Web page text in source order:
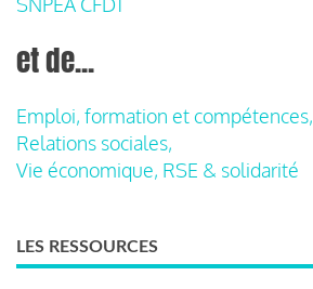
et de...
Emploi, formation et compétences,
Relations sociales,
Vie économique, RSE & solidarité
LES RESSOURCES